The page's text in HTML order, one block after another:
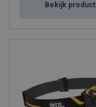
Bekijk product